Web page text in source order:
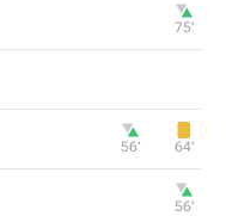
75‎’‎
56‎’‎ 64‎’‎
56‎’‎